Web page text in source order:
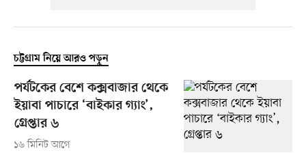
চট্টগ্রাম নিয়ে আরও পড়ুন
পর্যটকের বেশে কক্সবাজার থেকে
ইয়াবা পাচারে ‘বাইকার গ্যাং’,
গ্রেপ্তার ৬
১৬ মিনিট আগে